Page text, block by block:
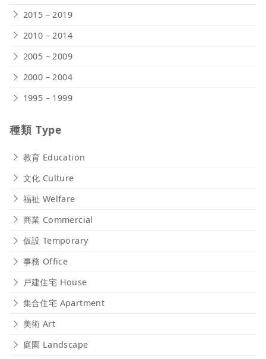
2015 – 2019
2010 – 2014
2005 – 2009
2000 – 2004
1995 – 1999
種類 Type
教育 Education
文化 Culture
福祉 Welfare
商業 Commercial
仮設 Temporary
事務 Office
戸建住宅 House
集合住宅 Apartment
美術 Art
庭園 Landscape